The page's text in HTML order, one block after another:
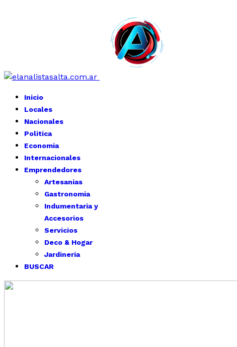
Inicio
Locales
Nacionales
Politica
Economia
Internacionales
Emprendedores
Artesanias
Gastronomia
Indumentaria y
Accesorios
Servicios
Deco & Hogar
Jardineria
BUSCAR